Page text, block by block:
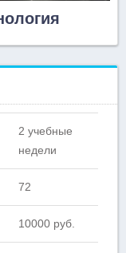
2 учебные
недели
72
10000 руб.